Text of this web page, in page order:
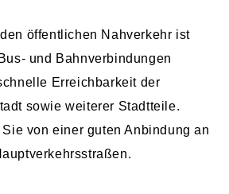
öffentlichen Nahverkehr ist
und Bahnverbindungen
Erreichbarkeit der
sowie weiterer Stadtteile.
von einer guten Anbindung an